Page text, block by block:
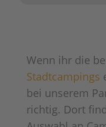
Wenn ihr die
Stadtcampings
bei unserem
richtig. Dort